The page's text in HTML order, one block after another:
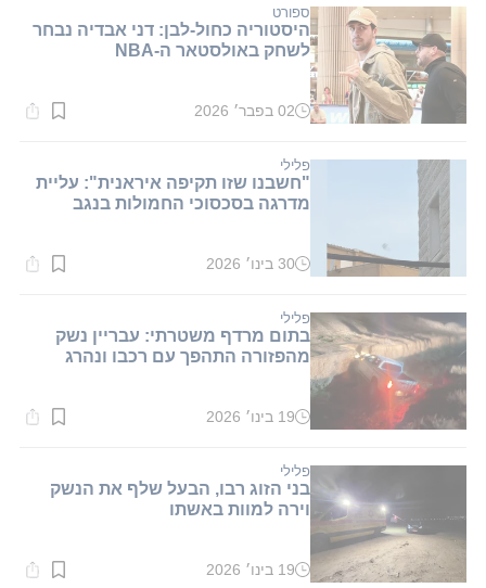
דקות.
ספורט
היסטוריה כחול-לבן: דני אבדיה נבחר
לשחק באולסטאר ה-NBA
זמן
דקות.
02 בפבר׳ 2026
פלילי
"חשבנו שזו תקיפה איראנית": עליית
מדרגה בסכסוכי החמולות בנגב
זמן
דקות.
30 בינו׳ 2026
פלילי
בתום מרדף משטרתי: עבריין נשק
מהפזורה התהפך עם רכבו ונהרג
זמן
דקות.
19 בינו׳ 2026
פלילי
בני הזוג רבו, הבעל שלף את הנשק
וירה למוות באשתו
זמן19 בינו׳ 2026